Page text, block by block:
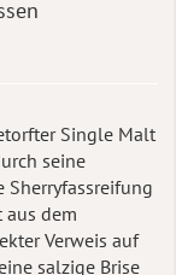
Single Malt
seine
aus dem
Verweis auf
salzige Brise